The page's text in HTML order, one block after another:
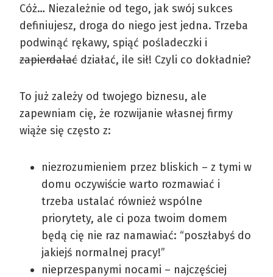
Cóż… Niezależnie od tego, jak swój sukces
definiujesz, droga do niego jest jedna. Trzeba
podwinąć rękawy, spiąć pośladeczki i
zapierdalać działać, ile sił! Czyli co dokładnie?
To już zależy od twojego biznesu, ale
zapewniam cię, że rozwijanie własnej firmy
wiąże się często z:
niezrozumieniem przez bliskich – z tymi w
domu oczywiście warto rozmawiać i
trzeba ustalać również wspólne
priorytety, ale ci poza twoim domem
będą cię nie raz namawiać: “poszłabyś do
jakiejś normalnej pracy!”
nieprzespanymi nocami – najczęściej